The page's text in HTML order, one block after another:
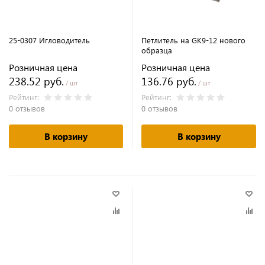
25-0307 Игловодитель
Розничная цена
238.52 руб. / шт
Рейтинг:
0 отзывов
В корзину
Петлитель на GK9-12 нового
образца
Розничная цена
136.76 руб. / шт
Рейтинг:
0 отзывов
В корзину